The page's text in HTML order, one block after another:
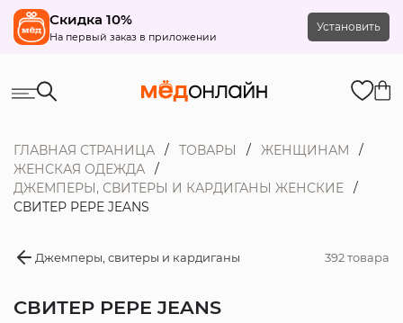
Скидка 10%
На первый заказ в приложении
Установить
ГЛАВНАЯ СТРАНИЦА ТОВАРЫ
ЖЕНЩИНАМ
ЖЕНСКАЯ ОДЕЖДА
ДЖЕМПЕРЫ, СВИТЕРЫ И КАРДИГАНЫ ЖЕНСКИЕ
СВИТЕР PEPE JEANS
Джемперы, свитеры и кардиганы 392 товара
СВИТЕР PEPE JEANS